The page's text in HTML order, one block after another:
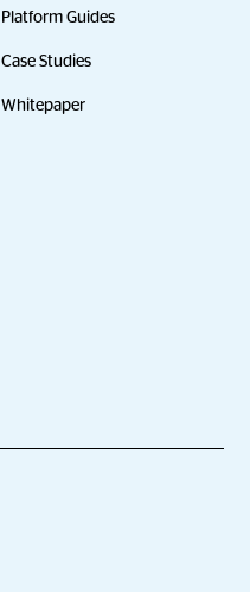
Platform Guides
Case Studies
Whitepaper